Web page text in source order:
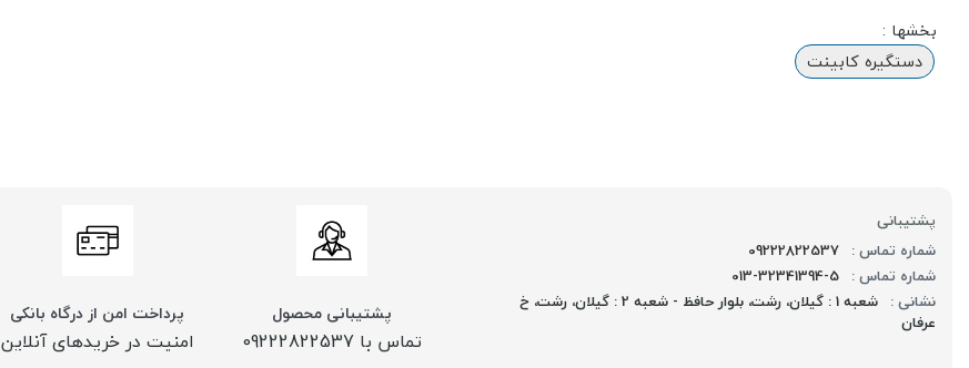
بخشها :
دستگیره کابینت
پشتیبانی
شماره تماس : 09222822537
شماره تماس : 013-32341394-5
نشانی :
شعبه 1 : گیلان، رشت، بلوار حافظ - شعبه 2 : گیلان، رشت، خ
عرفان
پشتیبانی محصول
تماس با 09222822537
پرداخت امن از درگاه بانکی
امنیت در خریدهای آنلاین